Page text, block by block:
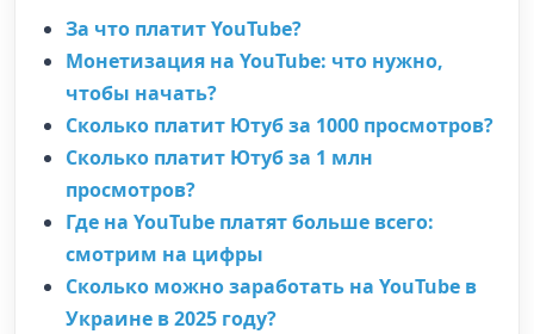
За что платит YouTube?
Монетизация на YouTube: что нужно,
чтобы начать?
Сколько платит Ютуб за 1000 просмотров?
Сколько платит Ютуб за 1 млн
просмотров?
Где на YouTube платят больше всего:
смотрим на цифры
Сколько можно заработать на YouTube в
Украине в 2025 году?